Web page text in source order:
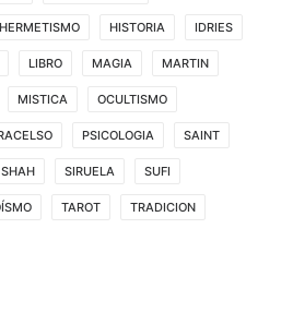
HERMETISMO HISTORIA IDRIES
LIBRO MAGIA MARTIN
MISTICA OCULTISMO
PSICOLOGIA SAINT
SHAH SIRUELA SUFI
TAROT TRADICION